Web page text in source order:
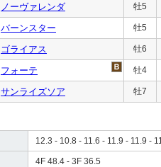
ノーヴァレンダ 牡5
バーンスター 牡5
ゴライアス 牡6
フォーテ 牡4
サンライズソア 牡7
12.3 - 10.8 - 11.6 - 11.9 - 11.9 -
4F 48.4 - 3F 36.5